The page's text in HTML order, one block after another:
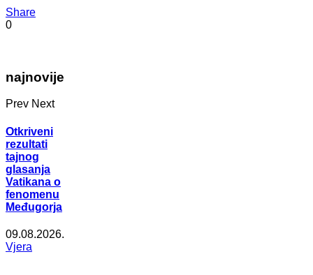
Share
0
najnovije
Prev Next
Otkriveni
rezultati
tajnog
glasanja
Vatikana o
fenomenu
Međugorja
09.08.2026.
Vjera